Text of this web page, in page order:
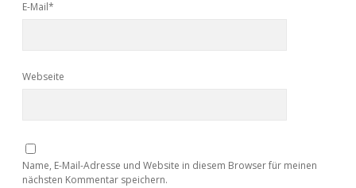
E-Mail*
Webseite
Name, E-Mail-Adresse und Website in diesem Browser für meinen
nächsten Kommentar speichern.